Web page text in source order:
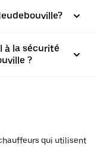
à la sécurité
?
qui utilisent